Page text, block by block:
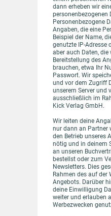
dann erheben wir
personenbezogenen
Personenbezogene
Angaben, die eine
Beispiel der Name,
genutzte IP-Adresse
aber auch Daten, die
Bereitstellung des
brauchen, etwa Ihr
Passwort. Wir
und vor dem Zugriff
unserem Server und
ausschließlich im
Kick Verlag GmbH.
Wir leiten deine
nur dann an Partner
den Betrieb unseres
nötig und in deinem
an unseren
bestellst oder zum
Newsletters. Dies
Rahmen des auf der
Angebots. Darüber
deine Einwilligung
weiter und erlauben
Werbezwecken